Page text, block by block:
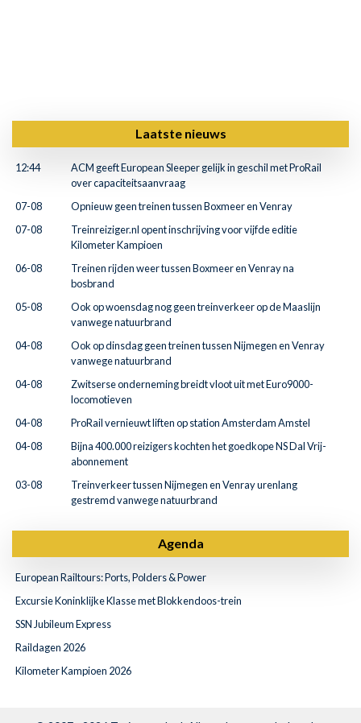
Laatste nieuws
12:44
ACM geeft European Sleeper gelijk in geschil met ProRail
over capaciteitsaanvraag
07-08
Opnieuw geen treinen tussen Boxmeer en Venray
07-08
Treinreiziger.nl opent inschrijving voor vijfde editie
Kilometer Kampioen
06-08
Treinen rijden weer tussen Boxmeer en Venray na
bosbrand
05-08
Ook op woensdag nog geen treinverkeer op de Maaslijn
vanwege natuurbrand
04-08
Ook op dinsdag geen treinen tussen Nijmegen en Venray
vanwege natuurbrand
04-08
Zwitserse onderneming breidt vloot uit met Euro9000-
locomotieven
04-08
ProRail vernieuwt liften op station Amsterdam Amstel
04-08
Bijna 400.000 reizigers kochten het goedkope NS Dal Vrij-
abonnement
03-08
Treinverkeer tussen Nijmegen en Venray urenlang
gestremd vanwege natuurbrand
Agenda
European Railtours: Ports, Polders & Power
Excursie Koninklijke Klasse met Blokkendoos-trein
SSN Jubileum Express
Raildagen 2026
Kilometer Kampioen 2026